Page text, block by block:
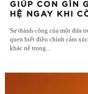
GIÚP CON GÌN
HỆ NGAY KHI
Sự thành công của một đứa
quen biết điều chỉnh cảm
khác nể trọng...